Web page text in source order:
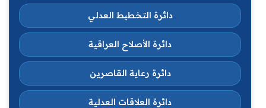
دائرة التخطيط العدلي
دائرة الأصلاح العراقية
دائرة رعاية القاصرين
دائرة العلاقات العدلية